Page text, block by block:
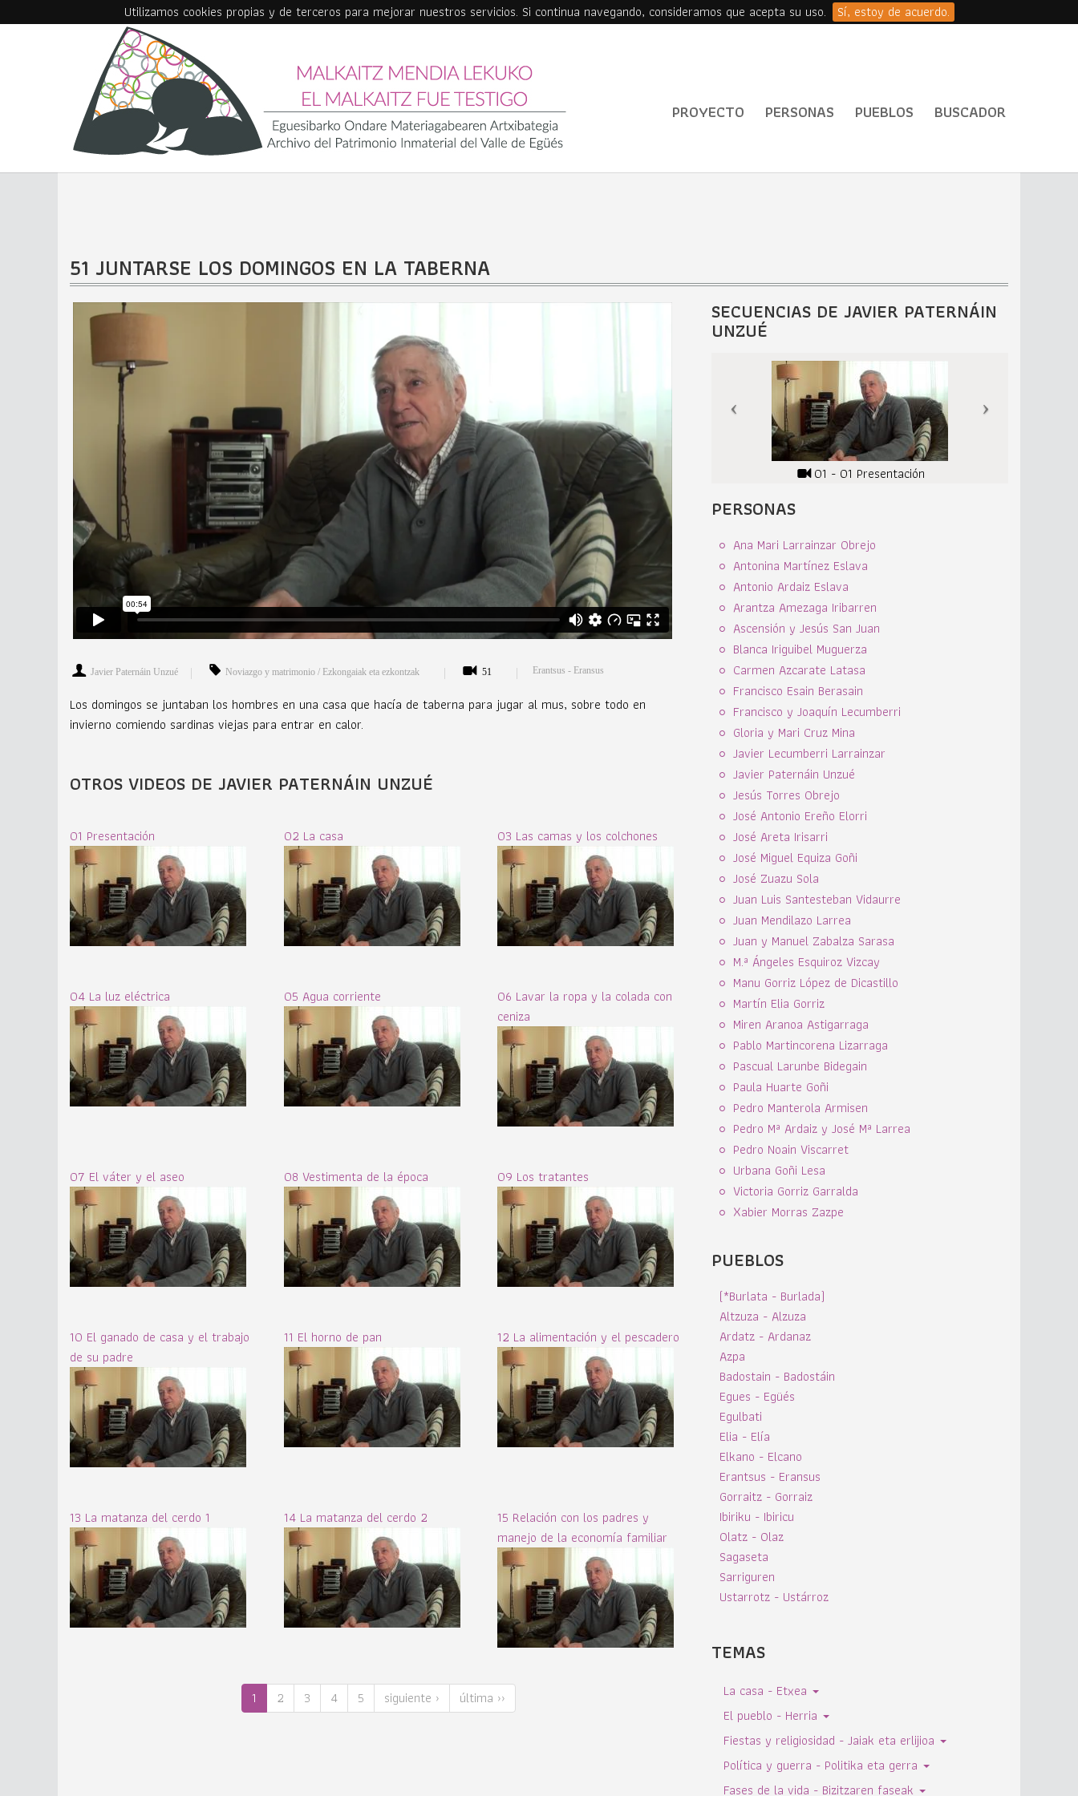
Utilizamos cookies propias y de terceros para mejorar nuestros servicios. Si continua navegando, consideramos que acepta su uso.
Sí, estoy de acuerdo.
PROYECTO PERSONAS PUEBLOS BUSCADOR
51 JUNTARSE LOS DOMINGOS EN LA TABERNA
Javier Paternáin Unzué Noviazgo y matrimonio / Ezkongaiak eta ezkontzak 51 Erantsus - Eransus
Los domingos se juntaban los hombres en una casa que hacía de taberna para jugar al mus, sobre todo en
invierno comiendo sardinas viejas para entrar en calor.
OTROS VIDEOS DE JAVIER PATERNÁIN UNZUÉ
01 Presentación 02 La casa 03 Las camas y los colchones
04 La luz eléctrica 05 Agua corriente
06 Lavar la ropa y la colada con
ceniza
07 El váter y el aseo 08 Vestimenta de la época 09 Los tratantes
10 El ganado de casa y el trabajo
de su padre
11 El horno de pan 12 La alimentación y el pescadero
13 La matanza del cerdo 1 14 La matanza del cerdo 2
15 Relación con los padres y
manejo de la economía familiar
1 2 3 4 5 siguiente › última ››
SECUENCIAS DE JAVIER PATERNÁIN
UNZUÉ
01 - 01 Presentación
PERSONAS
Ana Mari Larrainzar Obrejo
Antonina Martínez Eslava
Antonio Ardaiz Eslava
Arantza Amezaga Iribarren
Ascensión y Jesús San Juan
Blanca Iriguibel Muguerza
Carmen Azcarate Latasa
Francisco Esain Berasain
Francisco y Joaquín Lecumberri
Gloria y Mari Cruz Mina
Javier Lecumberri Larrainzar
Javier Paternáin Unzué
Jesús Torres Obrejo
José Antonio Ereño Elorri
José Areta Irisarri
José Miguel Equiza Goñi
José Zuazu Sola
Juan Luis Santesteban Vidaurre
Juan Mendilazo Larrea
Juan y Manuel Zabalza Sarasa
M.ª Ángeles Esquiroz Vizcay
Manu Gorriz López de Dicastillo
Martín Elia Gorriz
Miren Aranoa Astigarraga
Pablo Martincorena Lizarraga
Pascual Larunbe Bidegain
Paula Huarte Goñi
Pedro Manterola Armisen
Pedro Mª Ardaiz y José Mª Larrea
Pedro Noain Viscarret
Urbana Goñi Lesa
Victoria Gorriz Garralda
Xabier Morras Zazpe
PUEBLOS
(*Burlata - Burlada)
Altzuza - Alzuza
Ardatz - Ardanaz
Azpa
Badostain - Badostáin
Egues - Egüés
Egulbati
Elia - Elía
Elkano - Elcano
Erantsus - Eransus
Gorraitz - Gorraiz
Ibiriku - Ibiricu
Olatz - Olaz
Sagaseta
Sarriguren
Ustarrotz - Ustárroz
TEMAS
La casa - Etxea
El pueblo - Herria
Fiestas y religiosidad - Jaiak eta erlijioa
Política y guerra - Politika eta gerra
Fases de la vida - Bizitzaren faseak